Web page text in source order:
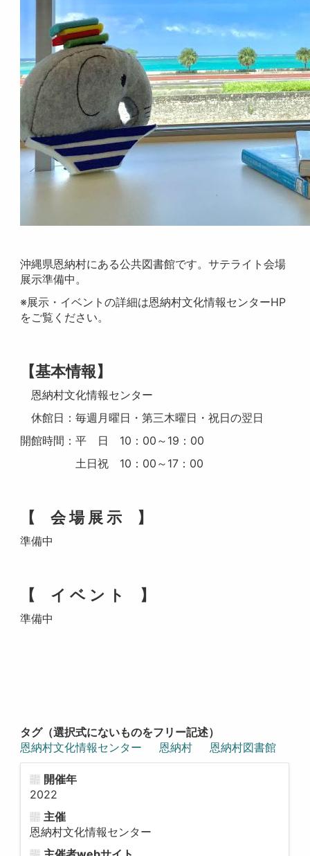
沖縄県恩納村にある公共図書館です。サテライト会場
展示準備中。
※展示・イベントの詳細は恩納村文化情報センターHP
をご覧ください。
【基本情報】
恩納村文化情報センター
休館日：毎週月曜日・第三木曜日・祝日の翌日
開館時間：平 日 10：00～19：00
土日祝 10：00～17：00
【 会 場 展 示 】
準備中
【 イ ベ ン ト 】
準備中
タグ（選択式にないものをフリー記述）
恩納村文化情報センター
恩納村 恩納村図書館
開催年
2022
主催
恩納村文化情報センター